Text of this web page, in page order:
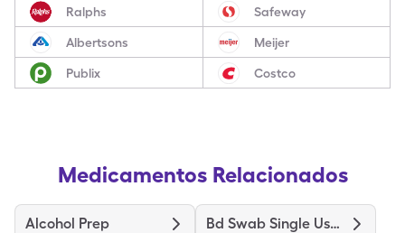
Ralphs Safeway
Albertsons Meijer
Publix Costco
Medicamentos Relacionados
Alcohol Prep Bd Swab Single Use Regular